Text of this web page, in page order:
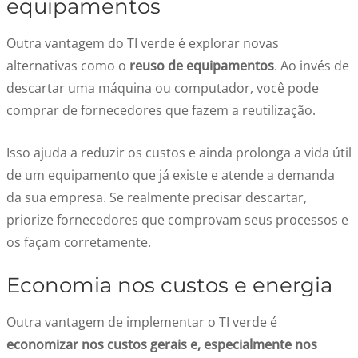
equipamentos
Outra vantagem do TI verde é explorar novas
alternativas como o reuso de equipamentos. Ao invés de
descartar uma máquina ou computador, você pode
comprar de fornecedores que fazem a reutilização.
Isso ajuda a reduzir os custos e ainda prolonga a vida útil
de um equipamento que já existe e atende a demanda
da sua empresa. Se realmente precisar descartar,
priorize fornecedores que comprovam seus processos e
os façam corretamente.
Economia nos custos e energia
Outra vantagem de implementar o TI verde é
economizar nos custos gerais e, especialmente nos